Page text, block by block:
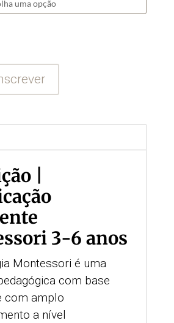
|
3-6 anos
Montessori é uma
com base
com amplo
a nível